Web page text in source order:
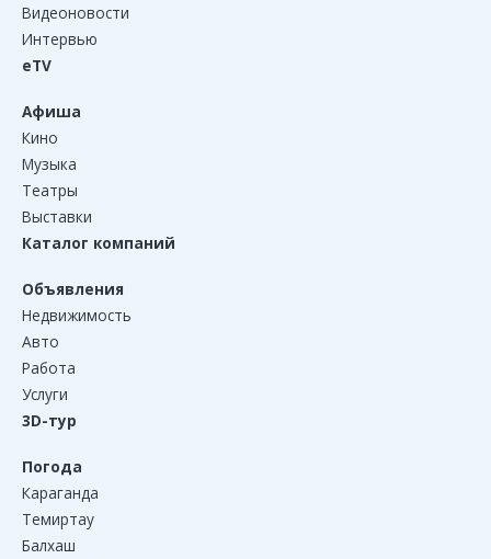
Видеоновости
Интервью
eTV
Афиша
Кино
Музыка
Театры
Выставки
Каталог компаний
Объявления
Недвижимость
Авто
Работа
Услуги
3D-тур
Погода
Караганда
Темиртау
Балхаш